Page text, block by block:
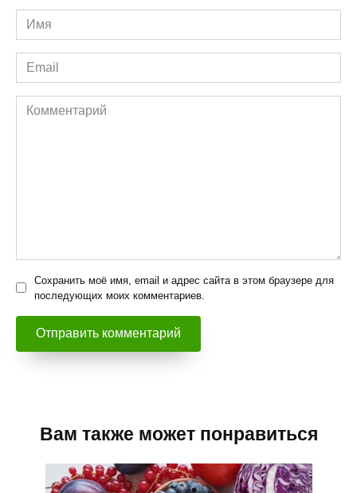
Имя
*
Email
*
Комментарий
Сохранить моё имя, email и адрес сайта в этом браузере для
последующих моих комментариев.
Вам также может понравиться